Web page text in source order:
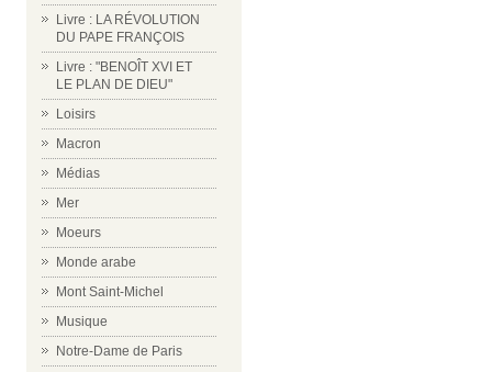
Livre : LA RÉVOLUTION
DU PAPE FRANÇOIS
Livre : "BENOÎT XVI ET
LE PLAN DE DIEU"
Loisirs
Macron
Médias
Mer
Moeurs
Monde arabe
Mont Saint-Michel
Musique
Notre-Dame de Paris